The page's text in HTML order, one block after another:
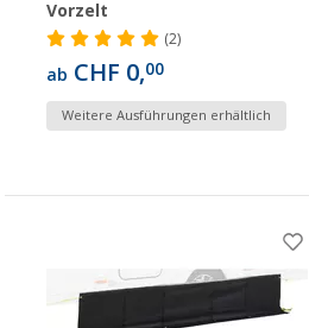
Vorzelt
(2)
ab CHF 0,00
Weitere Ausführungen erhältlich